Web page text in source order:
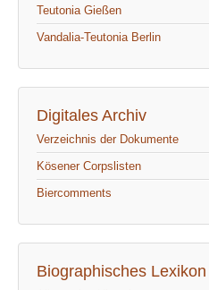
Teutonia Gießen
Vandalia-Teutonia Berlin
Digitales Archiv
Verzeichnis der Dokumente
Kösener Corpslisten
Biercomments
Biographisches Lexikon